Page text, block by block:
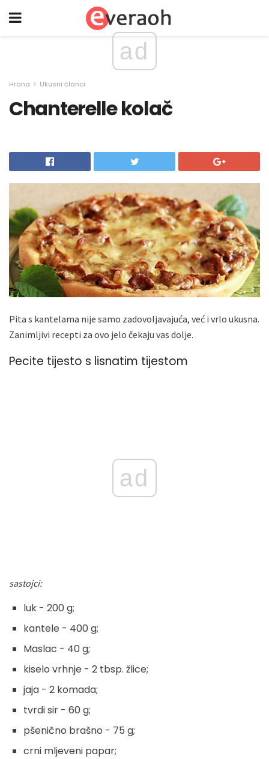
ad
Hrana Ukusni članci
Chanterelle kolač
Pita s kantelama nije samo zadovoljavajuća, već i vrlo ukusna.
Zanimljivi recepti za ovo jelo čekaju vas dolje.
Pecite tijesto s lisnatim tijestom
ad
sastojci:
luk - 200 g;
kantele - 400 g;
Maslac - 40 g;
kiselo vrhnje - 2 tbsp. žlice;
jaja - 2 komada;
tvrdi sir - 60 g;
pšenično brašno - 75 g;
crni mljeveni papar;